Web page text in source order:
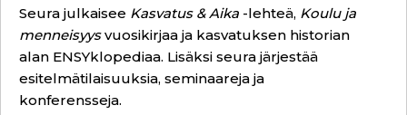
Seura julkaisee Kasvatus & Aika -lehteä, Koulu ja
menneisyysvuosikirjaa ja kasvatuksen historian
alan ENSYklopediaa. Lisäksi seura järjestää
esitelmätilaisuuksia, seminaareja ja
konferensseja.